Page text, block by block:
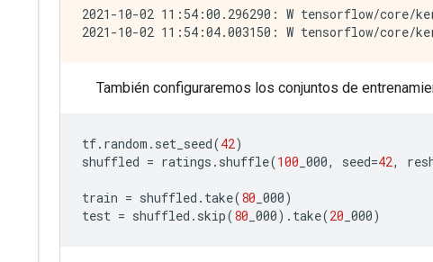
2021-10-02 11:54:00.296290: W tensorflow/
También configuraremos los conjuntos de
tf. random . set_seed(42)
shuffled = ratings . shuffle(100 _000, seed=42,
train = shuffled . take(80 _000)
test = shuffled . skip(80 _000). take(20 _000)